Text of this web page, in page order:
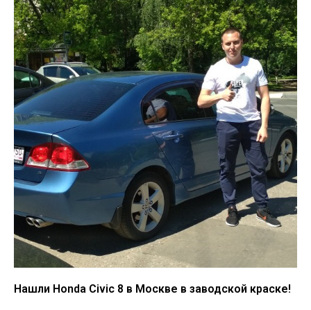
Нашли Honda Civic 8 в Москве в заводской краске!